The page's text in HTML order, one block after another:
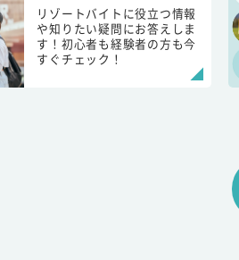
リゾートバイトに役立つ情報
や知りたい疑問にお答えしま
す！初心者も経験者の方も今
すぐチェック！